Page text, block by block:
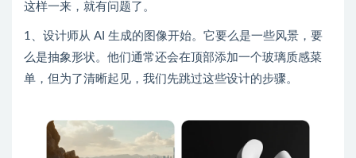
这样一来，就有问题了。
1、设计师从 AI 生成的图像开始。它要么是一些风景，要
么是抽象形状。他们通常还会在顶部添加一个玻璃质感菜
单，但为了清晰起见，我们先跳过这些设计的步骤。